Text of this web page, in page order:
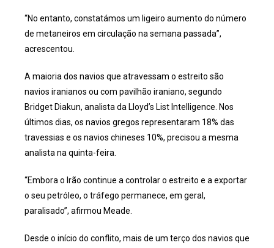
“No entanto, constatámos um ligeiro aumento do número
de metaneiros em circulação na semana passada”,
acrescentou.
A maioria dos navios que atravessam o estreito são
navios iranianos ou com pavilhão iraniano, segundo
Bridget Diakun, analista da Lloyd’s List Intelligence. Nos
últimos dias, os navios gregos representaram 18% das
travessias e os navios chineses 10%, precisou a mesma
analista na quinta-feira.
“Embora o Irão continue a controlar o estreito e a exportar
o seu petróleo, o tráfego permanece, em geral,
paralisado”, afirmou Meade.
Desde o início do conflito, mais de um terço dos navios que